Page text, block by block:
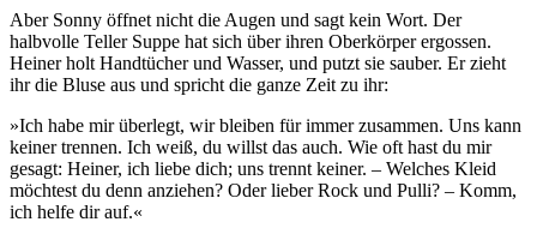
Aber Sonny öffnet nicht die Augen und sagt kein Wort. Der
halbvolle Teller Suppe hat sich über ihren Oberkörper ergossen.
Heiner holt Handtücher und Wasser, und putzt sie sauber. Er zieht
ihr die Bluse aus und spricht die ganze Zeit zu ihr:
»Ich habe mir überlegt, wir bleiben für immer zusammen. Uns kann
keiner trennen. Ich weiß, du willst das auch. Wie oft hast du mir
gesagt: Heiner, ich liebe dich; uns trennt keiner. – Welches Kleid
möchtest du denn anziehen? Oder lieber Rock und Pulli? – Komm,
ich helfe dir auf.«